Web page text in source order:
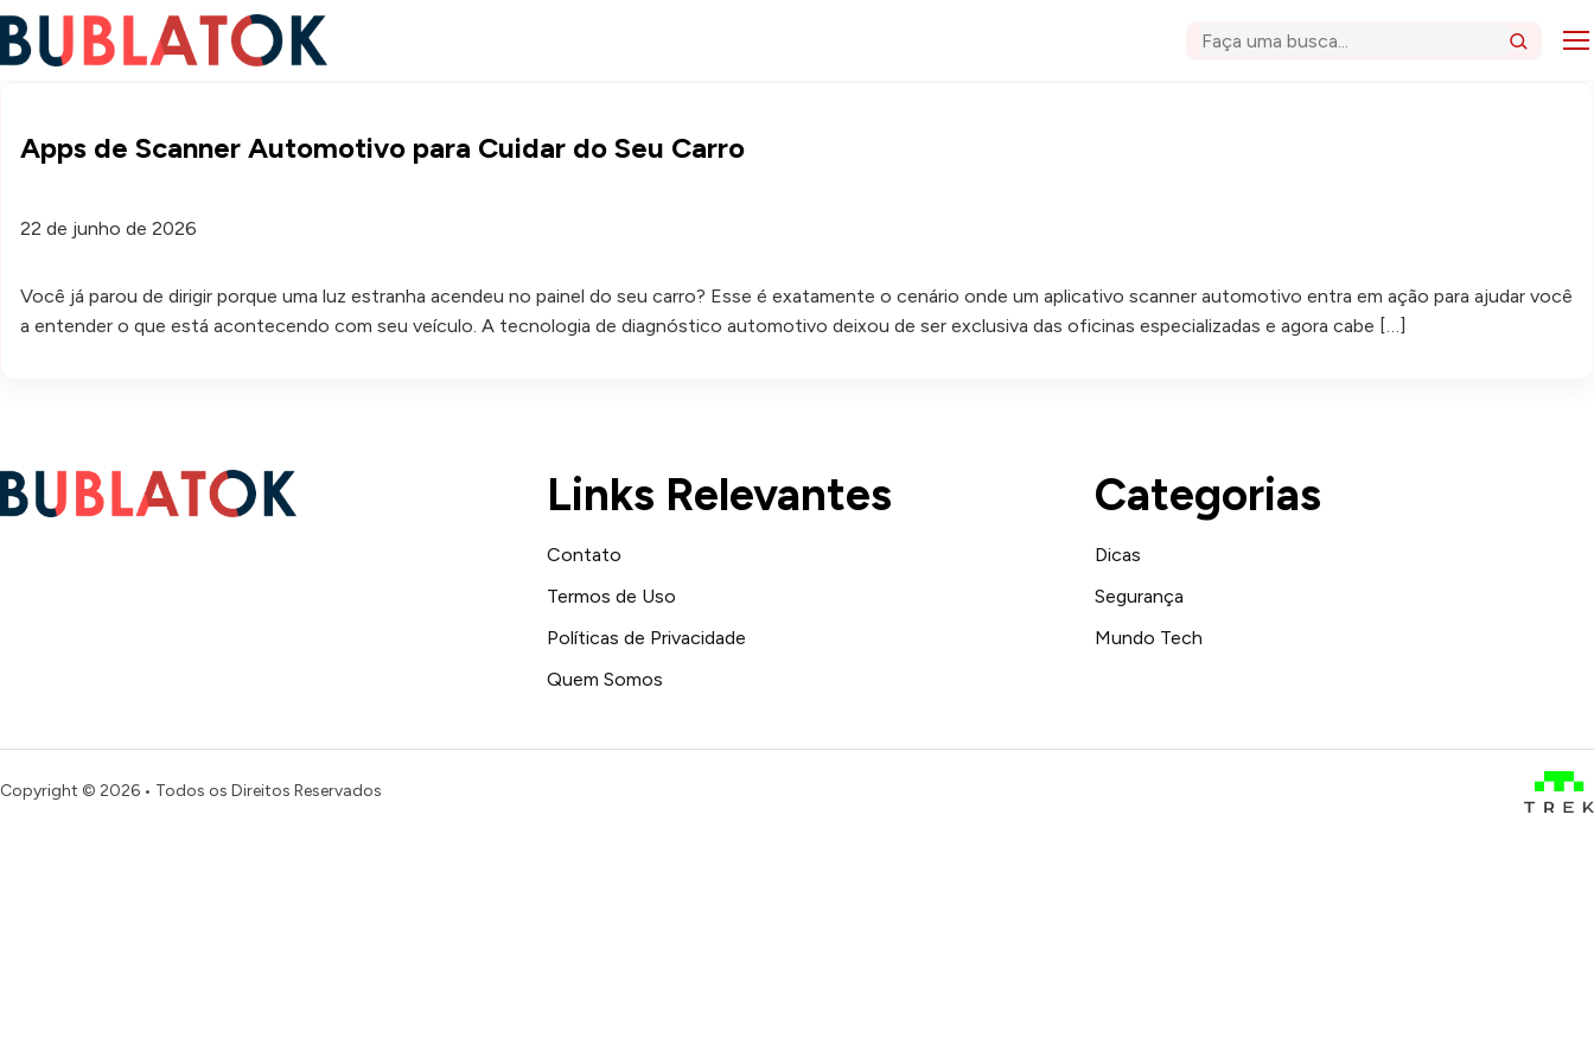
Buscar
Apps de Scanner Automotivo para Cuidar do Seu Carro
22 de junho de 2026
Você já parou de dirigir porque uma luz estranha acendeu no painel do seu carro? Esse é exatamente o cenário onde um aplicativo scanner automotivo entra em ação para ajudar você
a entender o que está acontecendo com seu veículo. A tecnologia de diagnóstico automotivo deixou de ser exclusiva das oficinas especializadas e agora cabe […]
Links Relevantes
Contato
Termos de Uso
Políticas de Privacidade
Quem Somos
Categorias
Dicas
Segurança
Mundo Tech
Copyright © 2026 • Todos os Direitos Reservados